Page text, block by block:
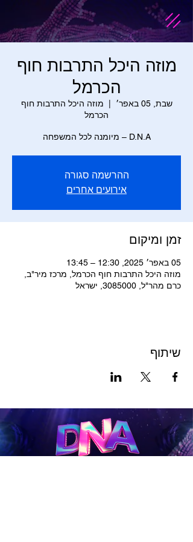
מוזה היכל התרבות חוף
הכרמל
שבת, 05 באפר׳
מוזה היכל התרבות חוף
הכרמל
D.N.A – מיומנה לכל המשפחה
ההרשמה סגורה
אירועים אחרים
זמן ומיקום
05 באפר׳ 2025, 12:30 – 13:45
מוזה היכל התרבות חוף הכרמל, מרכז מיר"ב,
כרם מהר"ל, 3085000, ישראל
שיתוף